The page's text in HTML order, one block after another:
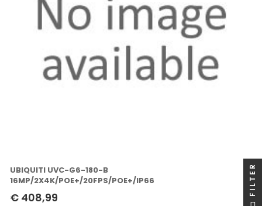
UBIQUITI UVC-G6-180-B
16MP/2X4K/POE+/20FPS/POE+/IP66
€ 408,99
FILTER